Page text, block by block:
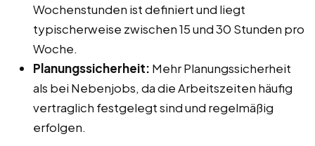
Wochenstunden ist definiert und liegt
typischerweise zwischen 15 und 30 Stunden pro
Woche.
Planungssicherheit: Mehr Planungssicherheit
als bei Nebenjobs, da die Arbeitszeiten häufig
vertraglich festgelegt sind und regelmäßig
erfolgen.